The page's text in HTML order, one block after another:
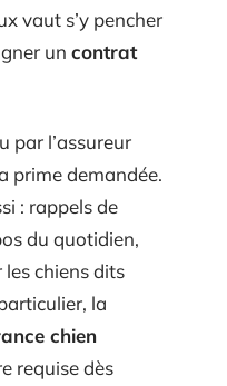
vaut s’y pencher
un contrat
par l’assureur
prime demandée.
: rappels de
du quotidien,
chiens dits
la
chien
requise dès